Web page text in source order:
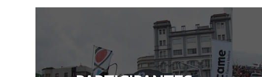
¡No te pierdas nada!
TABLÓN